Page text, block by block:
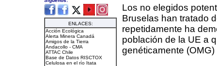
Los no elegidos
Bruselas han tratado
repetidamente ha
población de la UE a
genéticamente